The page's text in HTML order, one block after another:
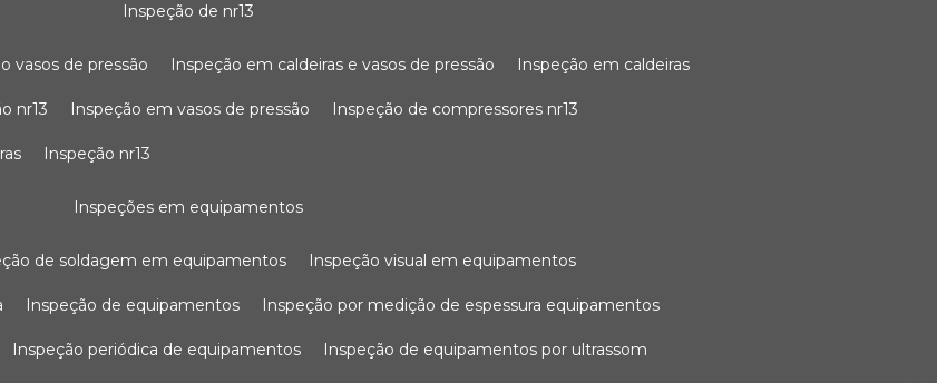
inspeção de nr13
vasos de pressão inspeção em caldeiras e vasos de pressão inspeção em caldeiras
nr13 inspeção em vasos de pressão inspeção de compressores nr13
inspeção nr13
inspeções em equipamentos
de soldagem em equipamentos inspeção visual em equipamentos
inspeção de equipamentos inspeção por medição de espessura equipamentos
inspeção periódica de equipamentos inspeção de equipamentos por ultrassom